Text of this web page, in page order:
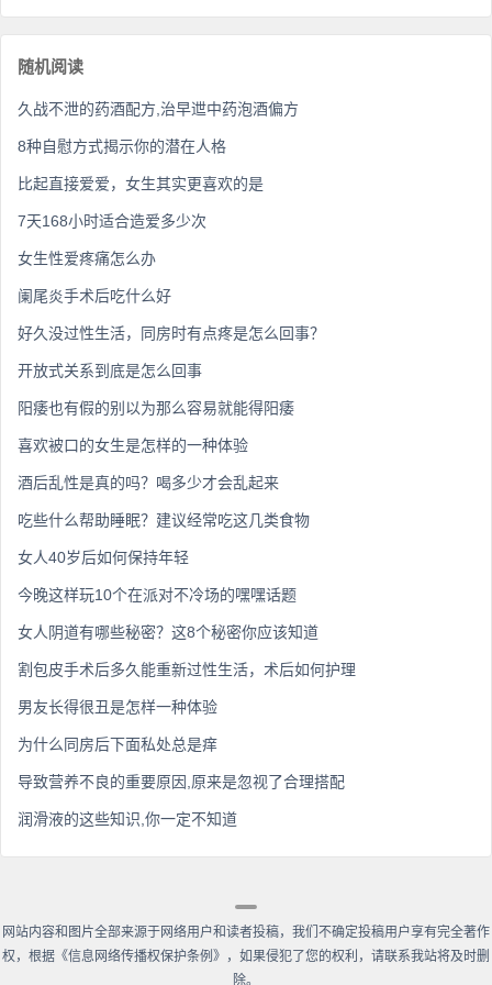
随机阅读
久战不泄的药酒配方,治早迣中药泡酒偏方
8种自慰方式揭示你的潜在人格
比起直接爱爱，女生其实更喜欢的是
7天168小时适合造爱多少次
女生性爱疼痛怎么办
阑尾炎手术后吃什么好
好久没过性生活，同房时有点疼是怎么回事？
开放式关系到底是怎么回事
阳痿也有假的别以为那么容易就能得阳痿
喜欢被口的女生是怎样的一种体验
酒后乱性是真的吗？喝多少才会乱起来
吃些什么帮助睡眠？建议经常吃这几类食物
女人40岁后如何保持年轻
今晚这样玩10个在派对不冷场的嘿嘿话题
女人阴道有哪些秘密？这8个秘密你应该知道
割包皮手术后多久能重新过性生活，术后如何护理
男友长得很丑是怎样一种体验
为什么同房后下面私处总是痒
导致营养不良的重要原因,原来是忽视了合理搭配
润滑液的这些知识,你一定不知道
网站内容和图片全部来源于网络用户和读者投稿，我们不确定投稿用户享有完全著作
权，根据《信息网络传播权保护条例》，如果侵犯了您的权利，请联系我站将及时删
除。